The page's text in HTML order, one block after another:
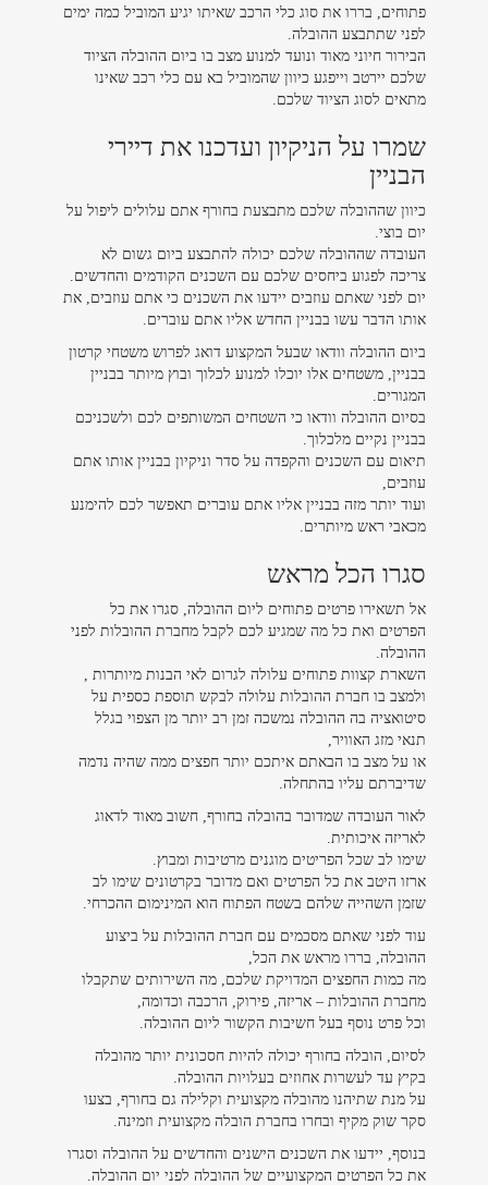
פתוחים, בררו את סוג כלי הרכב שאיתו יגיע המוביל כמה ימים
לפני שתתבצע ההובלה.
הבירור חיוני מאוד ונועד למנוע מצב בו ביום ההובלה הציוד
שלכם יירטב וייפגע כיוון שהמוביל בא עם כלי רכב שאינו
מתאים לסוג הציוד שלכם.
שמרו על הניקיון ועדכנו את דיירי
הבניין
כיוון שההובלה שלכם מתבצעת בחורף אתם עלולים ליפול על
יום בוצי.
העובדה שההובלה שלכם יכולה להתבצע ביום גשום לא
צריכה לפגוע ביחסים שלכם עם השכנים הקודמים והחדשים.
יום לפני שאתם עוזבים יידעו את השכנים כי אתם עוזבים, את
אותו הדבר עשו בבניין החדש אליו אתם עוברים.
ביום ההובלה וודאו שבעל המקצוע דואג לפרוש משטחי קרטון
בבניין, משטחים אלו יוכלו למנוע לכלוך ובוץ מיותר בבניין
המגורים.
בסיום ההובלה וודאו כי השטחים המשותפים לכם ולשכניכם
בבניין נקיים מלכלוך.
תיאום עם השכנים והקפדה על סדר וניקיון בבניין אותו אתם
עוזבים,
ועוד יותר מזה בבניין אליו אתם עוברים תאפשר לכם להימנע
מכאבי ראש מיותרים.
סגרו הכל מראש
אל תשאירו פרטים פתוחים ליום ההובלה, סגרו את כל
הפרטים ואת כל מה שמגיע לכם לקבל מחברת ההובלות לפני
ההובלה.
השארת קצוות פתוחים עלולה לגרום לאי הבנות מיותרות ,
ולמצב בו חברת ההובלות עלולה לבקש תוספת כספית על
סיטואציה בה ההובלה נמשכה זמן רב יותר מן הצפוי בגלל
תנאי מזג האוויר,
או על מצב בו הבאתם איתכם יותר חפצים ממה שהיה נדמה
שדיברתם עליו בהתחלה.
לאור העובדה שמדובר בהובלה בחורף, חשוב מאוד לדאוג
לאריזה איכותית.
שימו לב שכל הפריטים מוגנים מרטיבות ומבוץ.
ארזו היטב את כל הפרטים ואם מדובר בקרטונים שימו לב
שזמן השהייה שלהם בשטח הפתוח הוא המינימום ההכרחי.
עוד לפני שאתם מסכמים עם חברת ההובלות על ביצוע
ההובלה, בררו מראש את הכל,
מה כמות החפצים המדויקת שלכם, מה השירותים שתקבלו
מחברת ההובלות – אריזה, פירוק, הרכבה וכדומה,
וכל פרט נוסף בעל חשיבות הקשור ליום ההובלה.
לסיום, הובלה בחורף יכולה להיות חסכונית יותר מהובלה
בקיץ עד לעשרות אחוזים בעלויות ההובלה.
על מנת שתיהנו מהובלה מקצועית וקלילה גם בחורף, בצעו
סקר שוק מקיף ובחרו בחברת הובלה מקצועית וזמינה.
בנוסף, יידעו את השכנים הישנים והחדשים על ההובלה וסגרו
את כל הפרטים המקצועיים של ההובלה לפני יום ההובלה.